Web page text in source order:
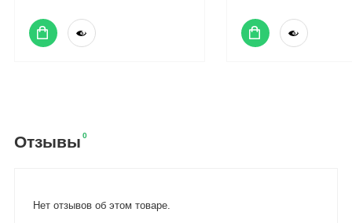
Отзывы 0
Нет отзывов об этом товаре.